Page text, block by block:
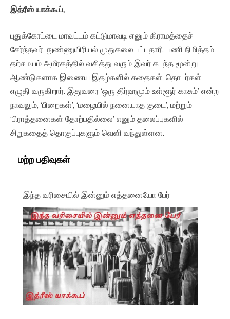
இத்ரீஸ் யாக்கூப்,
புதுக்கோட்டை மாவட்டம் கட்டுமாவடி எனும் கிராமத்தைச்
சேர்ந்தவர். நுண்ணுயிரியல் முதுகலை பட்டதாரி. பணி நிமித்தம்
தற்சமயம் அமீரகத்தில் வசித்து வரும் இவர் கடந்த மூன்று
ஆண்டுகளாக இணைய இதழ்களில் கதைகள், தொடர்கள்
எழுதி வருகிறார். இதுவரை ‘ஒரு திர்ஹமும் உள்ளூர் காசும்’ என்ற
நாவலும், ‘பிறைகள்’, ‘மழையில் நனையாத குடை’, மற்றும்
‘பிராத்தனைகள் தோற்பதில்லை’ எனும் தலைப்புகளில்
சிறுகதைத் தொகுப்புகளும் வெளி வந்துள்ளன.
மற்ற பதிவுகள்
இந்த வரிசையில் இன்னும் எத்தனையோ பேர்